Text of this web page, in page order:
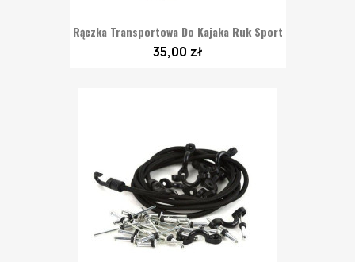
Rączka Transportowa Do Kajaka Ruk Sport
35,00 zł